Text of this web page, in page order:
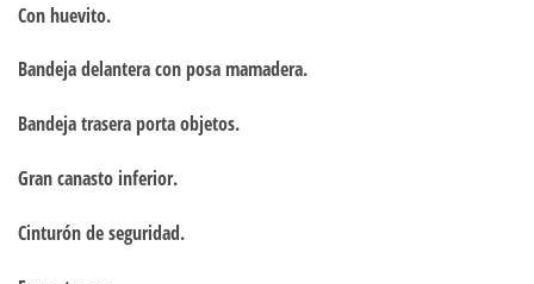
Con huevito.
Bandeja delantera con posa mamadera.
Bandeja trasera porta objetos.
Gran canasto inferior.
Cinturón de seguridad.